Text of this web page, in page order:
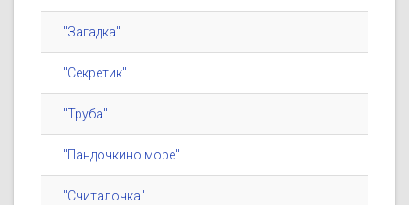
"Загадка"
"Секретик"
"Труба"
"Пандочкино море"
"Считалочка"